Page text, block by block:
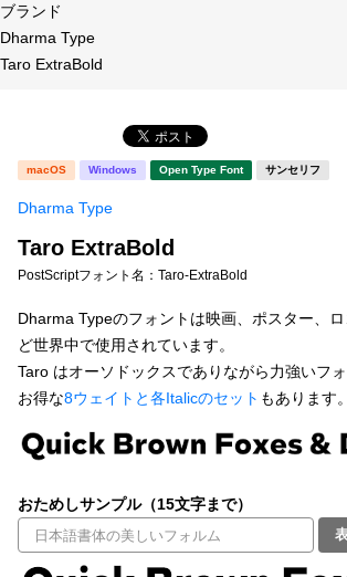
年間ライセンス商品
新着一覧
マイページ
お気に入り
ご利用ガイド
よくあるご質問
タイプフェイス
明朝体
角
宋朝体
教科書体
草書体
江戸文字 デザ
すべてを表示
太さ・ウェイト
ブランド
Dharma Type
Taro ExtraBold
macOS Windows Open Type Font サンセリフ
Dharma Type
Taro ExtraBold
PostScriptフォント名： Taro-ExtraBold
Dharma Typeのフォントは映画、ポスター、
ど世界中で使用されています。
Taro はオーソドックスでありながら力強いフォ
お得な8ウェイトと各Italicのセット もあります。
おためしサンプル（15文字まで）